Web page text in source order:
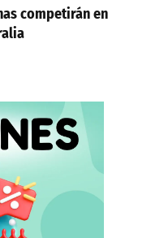
competirán en